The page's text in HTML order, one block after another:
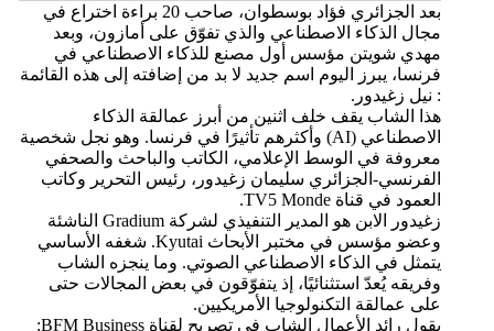
بعد الجزائري فؤاد بوسطوان، صاحب 20 براءة اختراع في
مجال الذكاء الاصطناعي والذي تفوّق على أمازون، وبعد
مهدي شويتن مؤسس أول مصنع للذكاء الاصطناعي في
فرنسا، يبرز اليوم اسم جديد لا بد من إضافته إلى هذه القائمة
: نيل زغيدور.
هذا الشاب يقف خلف اثنين من أبرز عمالقة الذكاء
الاصطناعي (AI) وأكثرهم تأثيرًا في فرنسا. وهو نجل شخصية
معروفة في الوسط الإعلامي، الكاتب والباحث والصحفي
الفرنسي-الجزائري سليمان زغيدور، رئيس التحرير وكاتب
العمود في قناة TV5 Monde.
زغيدور الابن هو المدير التنفيذي لشركة Gradium الناشئة
وعضو مؤسس في مختبر الأبحاث Kyutai. شغفه الأساسي
يتمثل في الذكاء الاصطناعي الصوتي. وما ينجزه الشاب
وفريقه يُعدّ استثنائيًا، إذ يتفوّقون في بعض المجالات حتى
على عمالقة التكنولوجيا الأمريكيين.
يقول رائد الأعمال الشاب في تصريح لقناة BFM Business: